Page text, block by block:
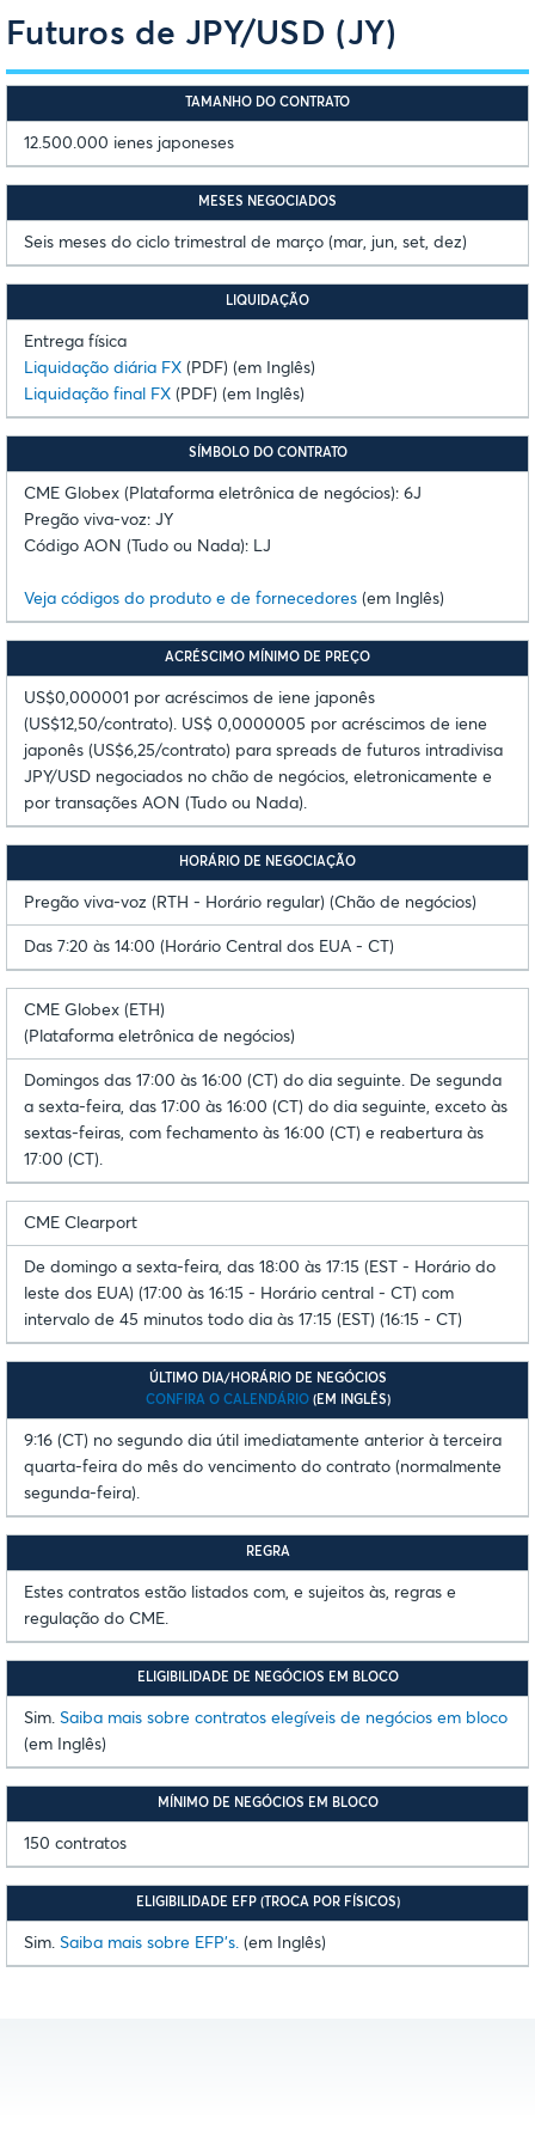
Futuros de JPY/USD (JY)
TAMANHO DO CONTRATO
12.500.000 ienes japoneses
MESES NEGOCIADOS
Seis meses do ciclo trimestral de março (mar, jun, set, dez)
LIQUIDAÇÃO
Entrega física
Liquidação diária FX (PDF) (em Inglês)
Liquidação final FX (PDF) (em Inglês)
SÍMBOLO DO CONTRATO
CME Globex (Plataforma eletrônica de negócios): 6J
Pregão viva-voz: JY
Código AON (Tudo ou Nada): LJ
Veja códigos do produto e de fornecedores (em Inglês)
ACRÉSCIMO MÍNIMO DE PREÇO
US$0,000001 por acréscimos de iene japonês
(US$12,50/contrato). US$ 0,0000005 por acréscimos de iene
japonês (US$6,25/contrato) para spreads de futuros intradivisa
JPY/USD negociados no chão de negócios, eletronicamente e
por transações AON (Tudo ou Nada).
HORÁRIO DE NEGOCIAÇÃO
Pregão viva-voz (RTH - Horário regular) (Chão de negócios)
Das 7:20 às 14:00 (Horário Central dos EUA - CT)
CME Globex (ETH)
(Plataforma eletrônica de negócios)
Domingos das 17:00 às 16:00 (CT) do dia seguinte. De segunda
a sexta-feira, das 17:00 às 16:00 (CT) do dia seguinte, exceto às
sextas-feiras, com fechamento às 16:00 (CT) e reabertura às
17:00 (CT).
CME Clearport
De domingo a sexta-feira, das 18:00 às 17:15 (EST - Horário do
leste dos EUA) (17:00 às 16:15 - Horário central - CT) com
intervalo de 45 minutos todo dia às 17:15 (EST) (16:15 - CT)
ÚLTIMO DIA/HORÁRIO DE NEGÓCIOS
CONFIRA O CALENDÁRIO(EM INGLÊS)
9:16 (CT) no segundo dia útil imediatamente anterior à terceira
quarta-feira do mês do vencimento do contrato (normalmente
segunda-feira).
REGRA
Estes contratos estão listados com, e sujeitos às, regras e
regulação do CME.
ELIGIBILIDADE DE NEGÓCIOS EM BLOCO
Sim. Saiba mais sobre contratos elegíveis de negócios em bloco
(em Inglês)
MÍNIMO DE NEGÓCIOS EM BLOCO
150 contratos
ELIGIBILIDADE EFP (TROCA POR FÍSICOS)
Sim. Saiba mais sobre EFP's. (em Inglês)